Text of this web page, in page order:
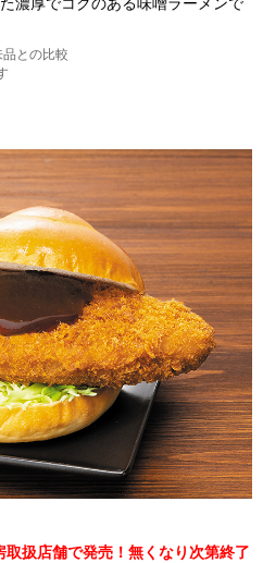
との比較
扱店舗で発売！無くなり次第終了